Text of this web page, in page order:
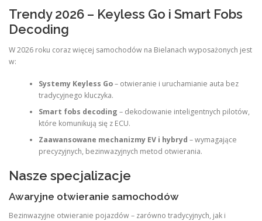
Trendy 2026 – Keyless Go i Smart Fobs
Decoding
W 2026 roku coraz więcej samochodów na Bielanach wyposażonych jest
w:
Systemy Keyless Go– otwieranie i uruchamianie auta bez
tradycyjnego kluczyka.
Smart fobs decoding – dekodowanie inteligentnych pilotów,
które komunikują się z ECU.
Zaawansowane mechanizmy EV i hybryd – wymagające
precyzyjnych, bezinwazyjnych metod otwierania.
Nasze specjalizacje
Awaryjne otwieranie samochodów
Bezinwazyjne otwieranie pojazdów – zarówno tradycyjnych, jak i